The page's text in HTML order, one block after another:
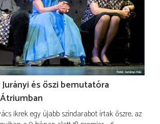
és őszi bemutatóra
ikrek egy újabb színdarabot írtak őszre, az